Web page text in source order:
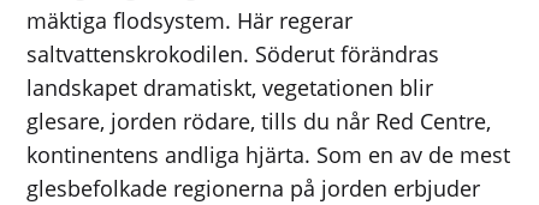
mäktiga flodsystem. Här regerar
saltvattenskrokodilen. Söderut förändras
landskapet dramatiskt, vegetationen blir
glesare, jorden rödare, tills du når Red Centre,
kontinentens andliga hjärta. Som en av de mest
glesbefolkade regionerna på jorden erbjuder